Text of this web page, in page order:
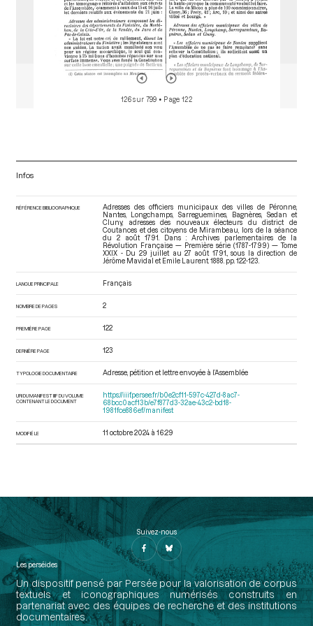
126 sur 799 • Page 122
Infos
RÉFÉRENCE BIBLIOGRAPHIQUE
Adresses des officiers municipaux des villes de Péronne,
Nantes, Longchamps, Sarreguemines, Bagnères, Sedan et
Cluny, adresses des nouveaux électeurs du district de
Coutances et des citoyens de Mirambeau, lors de la séance
du 2 août 1791. Dans : Archives parlementaires de la
Révolution Française — Première série (1787-1799) — Tome
XXIX - Du 29 juillet au 27 août 1791.
, sous la direction de
Jérôme Mavidal et Emile Laurent. 1888. pp. 122-123.
LANGUE PRINCIPALE Français
NOMBRE DE PAGES 2
PREMIÈRE PAGE 122
DERNIÈRE PAGE 123
TYPOLOGIE DOCUMENTAIRE Adresse, pétition et lettre envoyée à l’Assemblée
URI DU MANIFEST IIIF DU VOLUME
CONTENANT LE DOCUMENT
https://iiif.persee.fr/b0e2cf11-597c-427d-8ac7-
68bcc0acf13b/e7f877d3-32ae-43c2-bd18-
1981fce886ef/manifest
MODIFIÉ LE 11 octobre 2024 à 16:29
Suivez-nous
Les perséides
Un dispositif pensé par Persée pour la valorisation de corpus
textuels et iconographiques numérisés construits en
partenariat avec des équipes de recherche et des institutions
documentaires.